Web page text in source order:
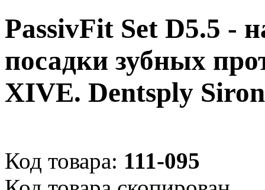
PassivFit Set D5.5 -
посадки зубных
XIVE. Dentsply
Код товара: 111-095